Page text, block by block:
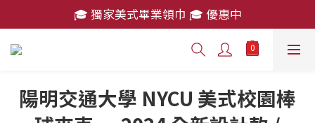
🎓 獨家美式畢業領巾 🎓 優惠中
🎓 獨家美式畢業領巾 🎓 優惠中
消費滿 $2,000 免運費
陽明交通大學 NYCU 美式校園棒